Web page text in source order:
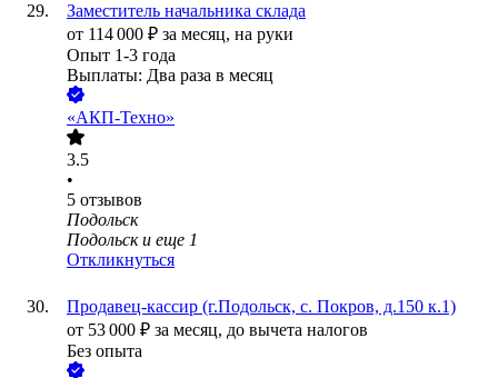
Заместитель начальника склада
от 114 000 ₽ за месяц, на руки
Опыт 1-3 года
Выплаты: Два раза в месяц
«АКП-Техно»
3.5
•
5 отзывов
Подольск
Подольск и еще 1
Откликнуться
Продавец-кассир (г.Подольск, с. Покров, д.150 к.1)
от 53 000 ₽ за месяц, до вычета налогов
Без опыта